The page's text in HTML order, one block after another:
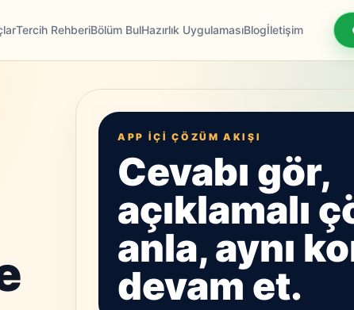
Tercih RehberiBölüm BulHazırlık UygulamasıBlogİletişim
APP IÇI ÇÖZÜM AKIŞI
Cevabı gör,
açıklamalı
anla, aynı
devam et.